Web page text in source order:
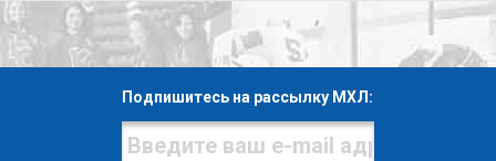
Подпишитесь на рассылку МХЛ: